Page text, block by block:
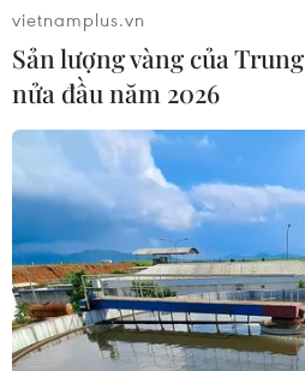
TIN LIÊN QUAN
vietnamplus.vn
Sản lượng vàng của
nửa đầu năm 2026